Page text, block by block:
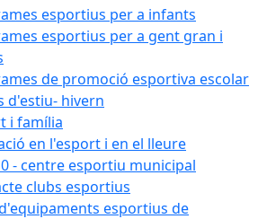
esportius per a infants
esportius per a gent gran i
de promoció esportiva escolar
d'estiu- hivern
i família
en l'esport i en el lleure
- centre esportiu municipal
clubs esportius
esportius de